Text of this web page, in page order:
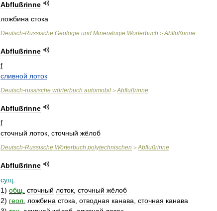
Abflußrinne
ложбина стока
Deutsch-Russische Geologie und Mineralogie Wörterbuch > Abflußrinne
Abflußrinne
f
сливной лоток
Deutsch-russische wörterbuch automobil > Abflußrinne
Abflußrinne
f
сточный лоток сточный жёлоб
Deutsch-Russische Wörterbuch polytechnischen > Abflußrinne
Abflußrinne
сущ
1) общ сточный лоток сточный жёлоб
2) геол ложбина стока отводная канава сточная канава